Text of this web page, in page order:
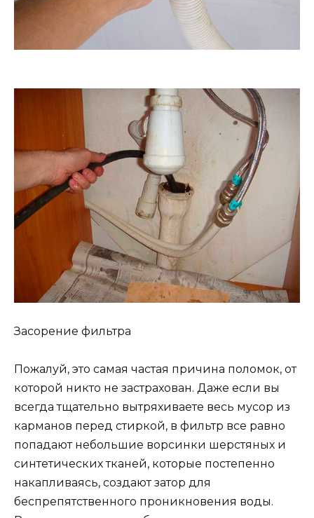
Засорение фильтра
Пожалуй, это самая частая причина поломок, от
которой никто не застрахован. Даже если вы
всегда тщательно вытряхиваете весь мусор из
карманов перед стиркой, в фильтр все равно
попадают небольшие ворсинки шерстяных и
синтетических тканей, которые постепенно
накапливаясь, создают затор для
беспрепятственного проникновения воды.